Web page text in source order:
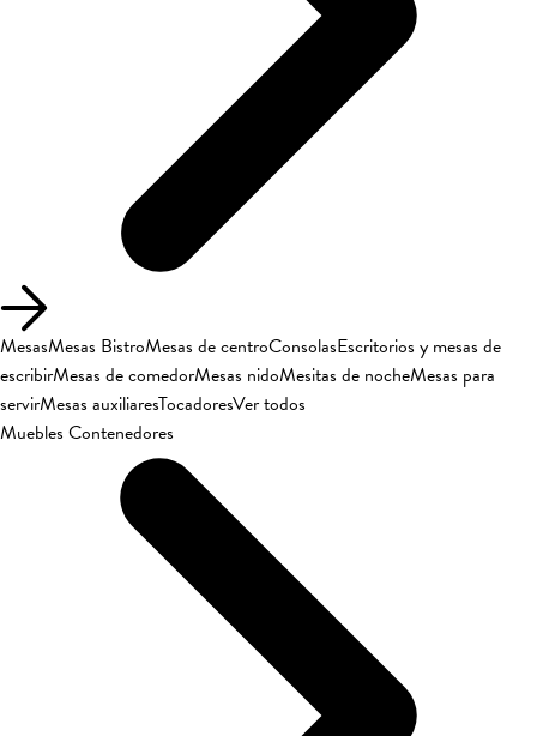
MesasMesas BistroMesas de centroConsolasEscritorios y mesas de
escribirMesas de comedorMesas nidoMesitas de nocheMesas para
servirMesas auxiliaresTocadoresVer todos
Muebles Contenedores